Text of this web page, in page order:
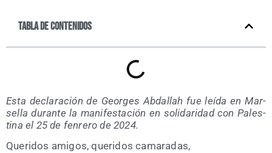
Tabla de contenidos
Esta decla­ra­ción de Geor­ges Abda­llah fue leí­da en Mar­
se­lla duran­te la mani­fes­ta­ción en soli­da­ri­dad con Pales­
ti­na el 25 de fen­re­ro de 2024.
Que­ri­dos ami­gos, que­ri­dos camaradas,